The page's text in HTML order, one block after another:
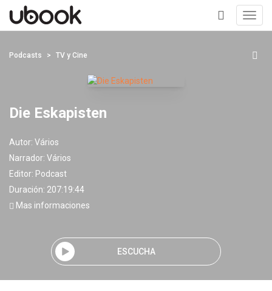
+
Podcasts TV y Cine
Die Eskapisten
Autor: Vários
Narrador: Vários
Editor: Podcast
Duración: 207:19:44
Mas informaciones
ESCUCHA